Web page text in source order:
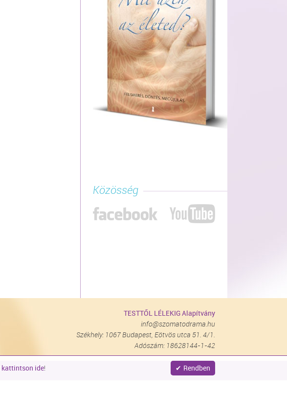
Közösség
TESTTŐL LÉLEKIG Alapítvány
info@szomatodrama.hu
Székhely: 1067 Budapest, Eötvös utca 51. 4/1.
Adószám: 18628144-1-42
site bynitestyle
kattintson ide! Rendben